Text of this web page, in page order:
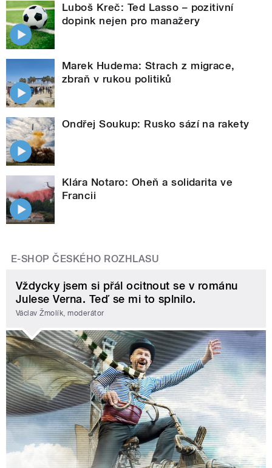
Luboš Kreč: Ted Lasso – pozitivní
dopink nejen pro manažery
Marek Hudema: Strach z migrace,
zbraň v rukou politiků
Ondřej Soukup: Rusko sází na rakety
Klára Notaro: Oheň a solidarita ve
Francii
E-SHOP ČESKÉHO ROZHLASU
Vždycky jsem si přál ocitnout se v románu
Julese Verna. Teď se mi to splnilo.
Václav Žmolík, moderátor